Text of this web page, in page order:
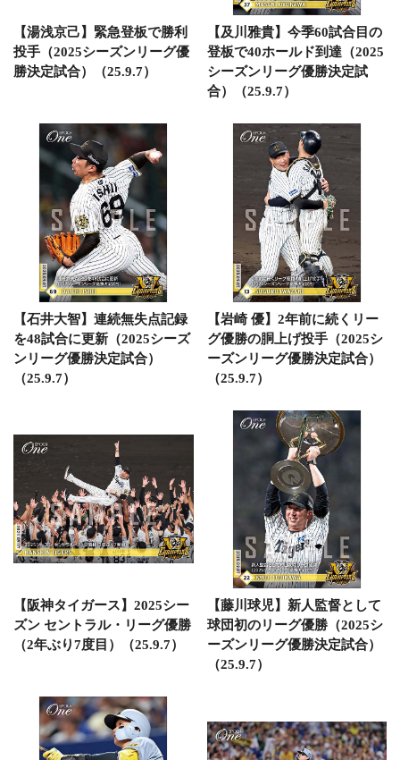
【湯浅京己】緊急登板で勝利
投手（2025シーズンリーグ優
勝決定試合）（25.9.7）
【及川雅貴】今季60試合目の
登板で40ホールド到達（2025
シーズンリーグ優勝決定試
合）（25.9.7）
【石井大智】連続無失点記録
を48試合に更新（2025シーズ
ンリーグ優勝決定試合）
（25.9.7）
【岩崎 優】2年前に続くリー
グ優勝の胴上げ投手（2025シ
ーズンリーグ優勝決定試合）
（25.9.7）
【阪神タイガース】2025シー
ズン セントラル・リーグ優勝
（2年ぶり7度目）（25.9.7）
【藤川球児】新人監督として
球団初のリーグ優勝（2025シ
ーズンリーグ優勝決定試合）
（25.9.7）